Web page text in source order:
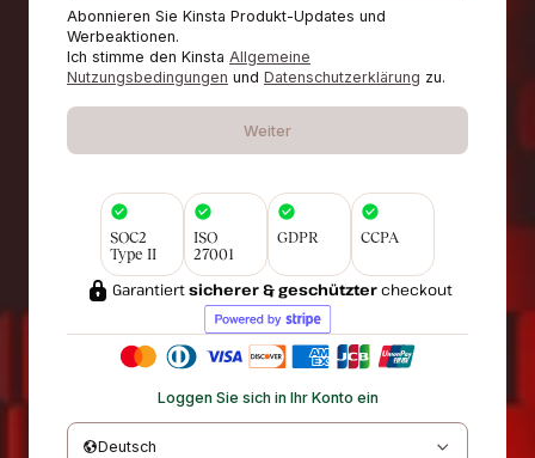
Abonnieren Sie Kinsta Produkt-Updates und
Werbeaktionen.
Ich stimme den Kinsta Allgemeine
Nutzungsbedingungen und Datenschutzerklärung zu.
Weiter
SOC2
Type II
ISO
27001
GDPR CCPA
Garantiertsicherer & geschütztercheckout
Loggen Sie sich in Ihr Konto ein
Deutsch